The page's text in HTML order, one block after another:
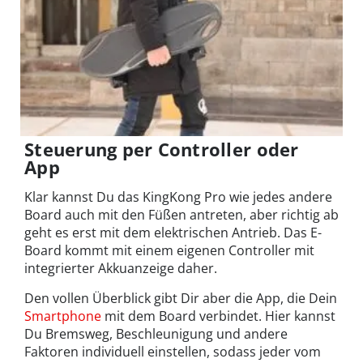
Steuerung per Controller oder
App
Klar kannst Du das KingKong Pro wie jedes andere
Board auch mit den Füßen antreten, aber richtig ab
geht es erst mit dem elektrischen Antrieb. Das E-
Board kommt mit einem eigenen Controller mit
integrierter Akkuanzeige daher.
Den vollen Überblick gibt Dir aber die App, die Dein
Smartphone mit dem Board verbindet. Hier kannst
Du Bremsweg, Beschleunigung und andere
Faktoren individuell einstellen, sodass jeder vom